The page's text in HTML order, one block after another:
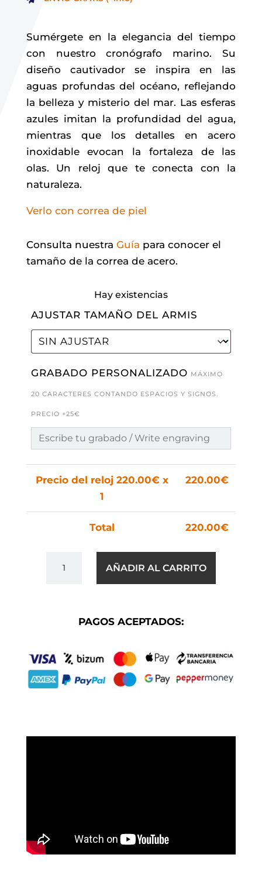
Sumérgete en la elegancia del tiempo
con nuestro cronógrafo marino. Su
diseño cautivador se inspira en las
aguas profundas del océano, reflejando
la belleza y misterio del mar. Las esferas
azules imitan la profundidad del agua,
mientras que los detalles en acero
inoxidable evocan la fortaleza de las
olas. Un reloj que te conecta con la
naturaleza.
Verlo con correa de piel
Consulta nuestra Guía para conocer el
tamaño de la correa de acero.
Hay existencias
AJUSTAR TAMAÑO DEL ARMIS
GRABADO PERSONALIZADO MÁXIMO
20 CARACTERES CONTANDO ESPACIOS Y SIGNOS.
PRECIO +25€
Precio del reloj220.00€ x
1
220.00€
Total 220.00€
AÑADIR AL CARRITO
PAGOS ACEPTADOS: